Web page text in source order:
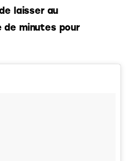
laisser au
de minutes pour